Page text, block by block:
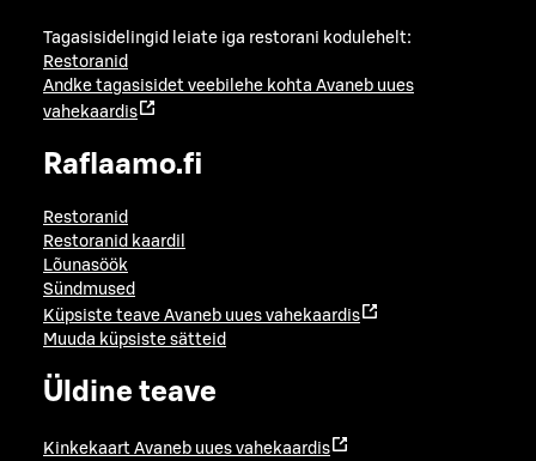
Tagasisidelingid leiate iga restorani kodulehelt:
Restoranid
Andke tagasisidet veebilehe kohta Avaneb uues
vahekaardis
Raflaamo.fi
Restoranid
Restoranid kaardil
Lõunasöök
Sündmused
Küpsiste teave Avaneb uues vahekaardis
Muuda küpsiste sätteid
Üldine teave
Kinkekaart Avaneb uues vahekaardis